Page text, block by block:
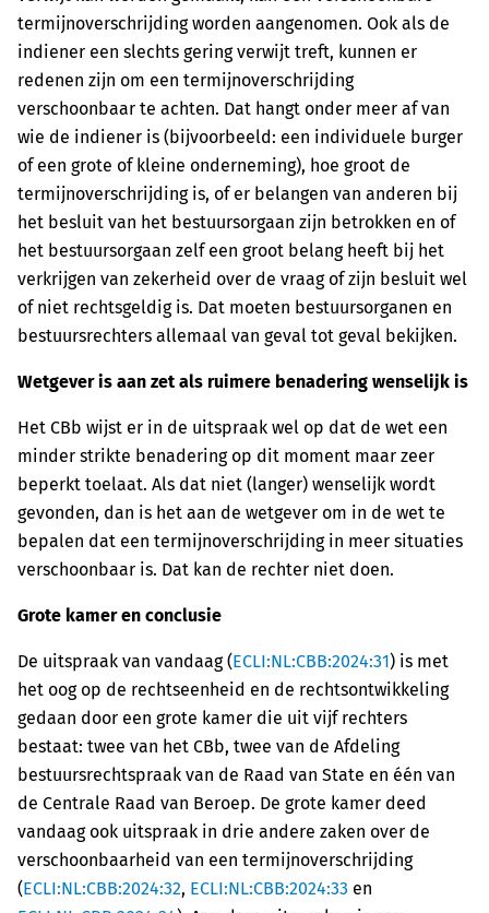
termijnoverschrijding worden aangenomen. Ook als de
indiener een slechts gering verwijt treft, kunnen er
redenen zijn om een termijnoverschrijding
verschoonbaar te achten. Dat hangt onder meer af van
wie de indiener is (bijvoorbeeld: een individuele burger
of een grote of kleine onderneming), hoe groot de
termijnoverschrijding is, of er belangen van anderen bij
het besluit van het bestuursorgaan zijn betrokken en of
het bestuursorgaan zelf een groot belang heeft bij het
verkrijgen van zekerheid over de vraag of zijn besluit wel
of niet rechtsgeldig is. Dat moeten bestuursorganen en
bestuursrechters allemaal van geval tot geval bekijken.
Wetgever is aan zet als ruimere benadering wenselijk is
Het CBb wijst er in de uitspraak wel op dat de wet een
minder strikte benadering op dit moment maar zeer
beperkt toelaat. Als dat niet (langer) wenselijk wordt
gevonden, dan is het aan de wetgever om in de wet te
bepalen dat een termijnoverschrijding in meer situaties
verschoonbaar is. Dat kan de rechter niet doen.
Grote kamer en conclusie
De uitspraak van vandaag (ECLI:NL:CBB:2024:31) is met
het oog op de rechtseenheid en de rechtsontwikkeling
gedaan door een grote kamer die uit vijf rechters
bestaat: twee van het CBb, twee van de Afdeling
bestuursrechtspraak van de Raad van State en één van
de Centrale Raad van Beroep. De grote kamer deed
vandaag ook uitspraak in drie andere zaken over de
verschoonbaarheid van een termijnoverschrijding
(ECLI:NL:CBB:2024:32, ECLI:NL:CBB:2024:33 en